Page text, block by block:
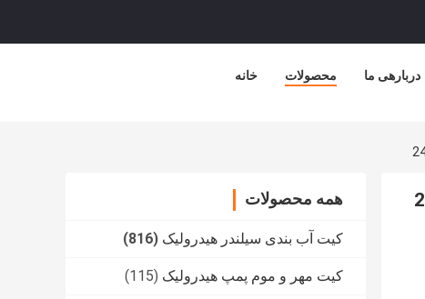
خانه محصولات دربارهی ما
همه محصولات
کیت آب بندی سیلندر هیدرولیک (816)
کیت مهر و موم پمپ هیدرولیک (115)